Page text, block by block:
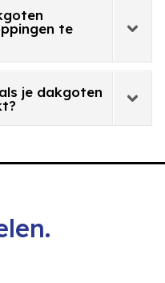
te
je dakgoten